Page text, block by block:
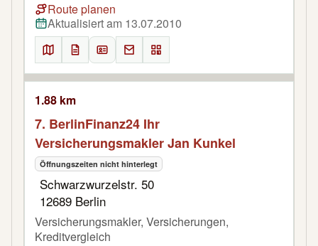
Route planen
Aktualisiert am 13.07.2010
1.88 km
7. BerlinFinanz24 Ihr
Versicherungsmakler Jan Kunkel
Öffnungszeiten nicht hinterlegt
Schwarzwurzelstr. 50
12689 Berlin
Versicherungsmakler, Versicherungen,
Kreditvergleich